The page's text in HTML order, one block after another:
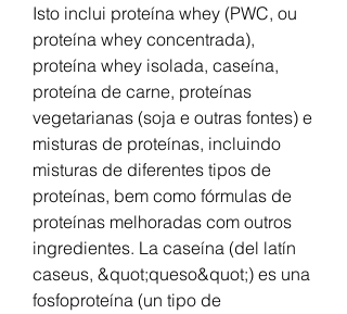
Isto inclui proteína whey (PWC, ou
proteína whey concentrada),
proteína whey isolada, caseína,
proteína de carne, proteínas
vegetarianas (soja e outras fontes) e
misturas de proteínas, incluindo
misturas de diferentes tipos de
proteínas, bem como fórmulas de
proteínas melhoradas com outros
ingredientes. La caseína (del latín
caseus, &quot;queso&quot;) es una
fosfoproteína (un tipo de